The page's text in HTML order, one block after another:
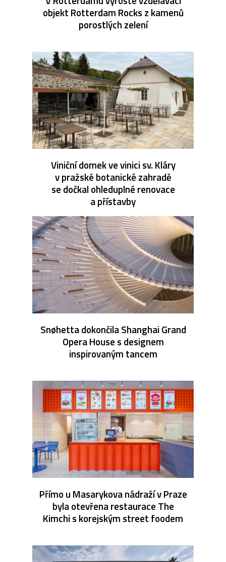
objekt Rotterdam Rocks z kamenů
porostlých zelení
Viniční domek ve vinici sv. Kláry
v pražské botanické zahradě
se dočkal ohleduplné renovace
a přístavby
Snøhetta dokončila Shanghai Grand
Opera House s designem
inspirovaným tancem
Přímo u Masarykova nádraží v Praze
byla otevřena restaurace The
Kimchi s korejským street foodem